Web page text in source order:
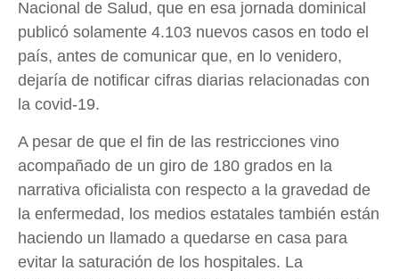
Nacional de Salud, que en esa jornada dominical
publicó solamente 4.103 nuevos casos en todo el
país, antes de comunicar que, en lo venidero,
dejaría de notificar cifras diarias relacionadas con
la covid-19.
A pesar de que el fin de las restricciones vino
acompañado de un giro de 180 grados en la
narrativa oficialista con respecto a la gravedad de
la enfermedad, los medios estatales también están
haciendo un llamado a quedarse en casa para
evitar la saturación de los hospitales. La